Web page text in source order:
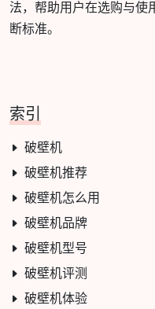
法，帮助用户在选购与使
断标准。
索引
破壁机
破壁机推荐
破壁机怎么用
破壁机品牌
破壁机型号
破壁机评测
破壁机体验